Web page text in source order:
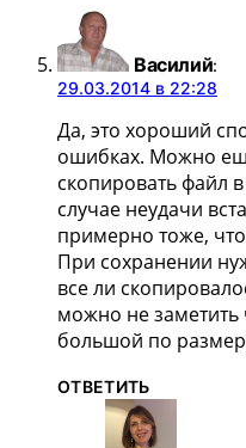
Василий:
29.03.2014 в 22:28
Да, это хороший
ошибках. Можно
скопировать файл
случае неудачи
примерно тоже,
При сохранении
все ли
можно не заметить
большой по
ОТВЕТИТЬ